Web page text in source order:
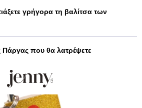
γρήγορα τη βαλίτσα των
Πάργας που θα λατρέψετε